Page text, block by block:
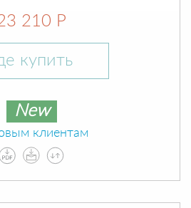
210 Р
купить
New
клиентам